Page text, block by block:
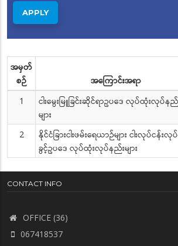
အမှတ်
စဉ်
အကြောင်းအရာ
1
ငါးမွေးမြူခြင်းဆိုင်ရာဥပဒေ လုပ်ထုံးလုပ်နည်
များ
2
နိုင်ငံခြားငါးဖမ်းရေယာဉ်များ ငါးလုပ်ငန်း
ခွင့်ဥပဒေ လုပ်ထုံးလုပ်နည်းများ
CONTACT INFO
OFFICE (36)
067418537